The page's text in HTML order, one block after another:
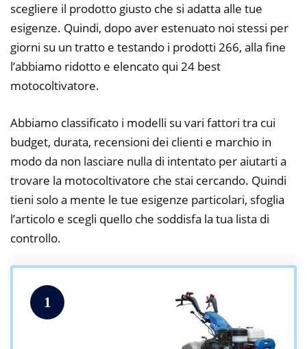
scegliere il prodotto giusto che si adatta alle tue
esigenze. Quindi, dopo aver estenuato noi stessi per
giorni su un tratto e testando i prodotti 266, alla fine
l’abbiamo ridotto e elencato qui 24 best
motocoltivatore.
Abbiamo classificato i modelli su vari fattori tra cui
budget, durata, recensioni dei clienti e marchio in
modo da non lasciare nulla di intentato per aiutarti a
trovare la motocoltivatore che stai cercando. Quindi
tieni solo a mente le tue esigenze particolari, sfoglia
l’articolo e scegli quello che soddisfa la tua lista di
controllo.
1